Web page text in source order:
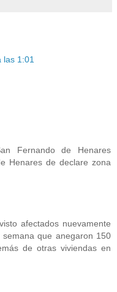
las 1:01
Fernando de Henares
Henares de declare zona
afectados nuevamente
que anegaron 150
de otras viviendas en